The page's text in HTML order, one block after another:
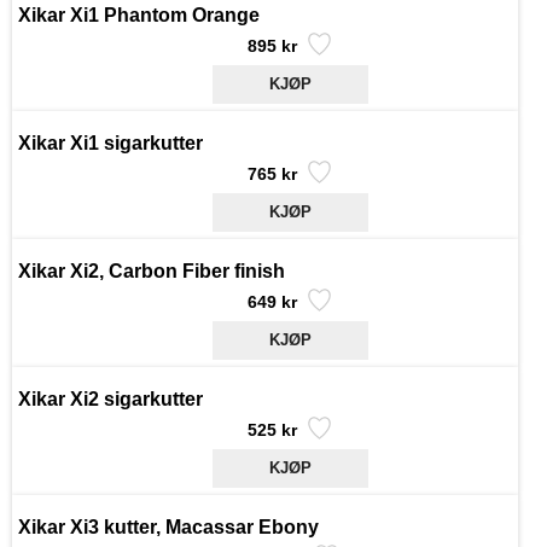
Xikar Xi1 Phantom Orange
895 kr
Xikar Xi1 sigarkutter
765 kr
Xikar Xi2, Carbon Fiber finish
649 kr
Xikar Xi2 sigarkutter
525 kr
Xikar Xi3 kutter, Macassar Ebony